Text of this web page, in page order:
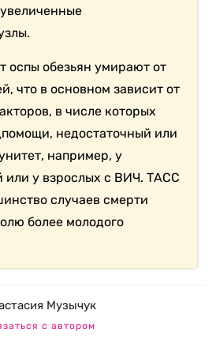
оспы обезьян умирают от
что в основном зависит от
в числе которых
недостаточный или
например, у
или у взрослых с ВИЧ. ТАСС
случаев смерти
более молодого
Музычук
с автором